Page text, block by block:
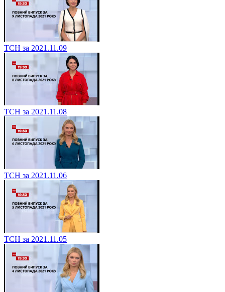
ТСН за 2021.11.09
ТСН за 2021.11.08
ТСН за 2021.11.06
ТСН за 2021.11.05